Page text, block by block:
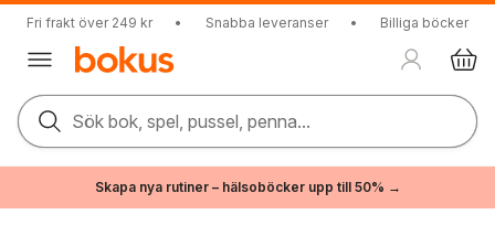
Fri frakt över 249 kr • Snabba leveranser • Billiga böcker
Sök bok, spel, pussel, penna...
Skapa nya rutiner – hälsoböcker upp till 50% →